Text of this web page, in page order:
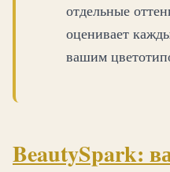
отдельные
оценивает
вашим
BeautySpark: